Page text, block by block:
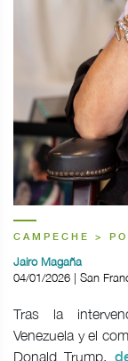
CAMPECHE >
Jairo Magaña
04/01/2026 | San
Tras la
Venezuela y el
Donald Trump,